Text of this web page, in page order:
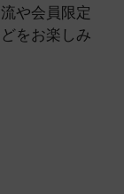
や会員限定
をお楽しみ